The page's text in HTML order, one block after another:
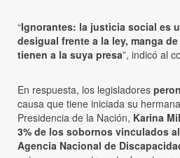
“Ignorantes: la justicia social es
desigual frente a la ley, manga
tienen a la suya presa”, indicó al
En respuesta, los legisladores
causa que tiene iniciada su
Presidencia de la Nación, Karina
3% de los sobornos vinculados
Agencia Nacional de